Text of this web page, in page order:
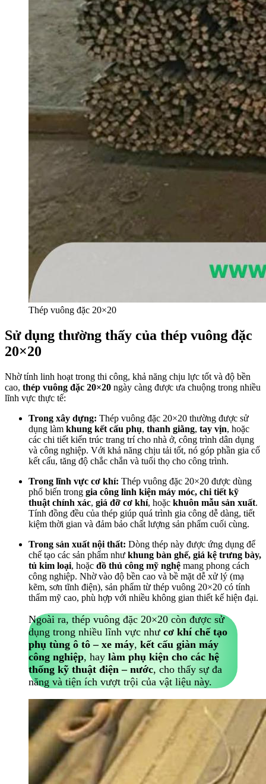
Thép vuông đặc 20×20
Sử dụng thường thấy của thép vuông đặc
20×20
Nhờ tính linh hoạt trong thi công, khả năng chịu lực tốt và độ bền
cao, thép vuông đặc 20×20 ngày càng được ưa chuộng trong nhiều
lĩnh vực thực tế:
Trong xây dựng: Thép vuông đặc 20×20 thường được sử
dụng làm khung kết cấu phụ, thanh giằng, tay vịn, hoặc
các chi tiết kiến trúc trang trí cho nhà ở, công trình dân dụng
và công nghiệp. Với khả năng chịu tải tốt, nó góp phần gia cố
kết cấu, tăng độ chắc chắn và tuổi thọ cho công trình.
Trong lĩnh vực cơ khí: Thép vuông đặc 20×20 được dùng
phổ biến trong gia công linh kiện máy móc, chi tiết kỹ
thuật chính xác, giá đỡ cơ khí, hoặc khuôn mẫu sản xuất.
Tính đồng đều của thép giúp quá trình gia công dễ dàng, tiết
kiệm thời gian và đảm bảo chất lượng sản phẩm cuối cùng.
Trong sản xuất nội thất: Dòng thép này được ứng dụng để
chế tạo các sản phẩm như khung bàn ghế, giá kệ trưng bày,
tủ kim loại, hoặc đồ thủ công mỹ nghệ mang phong cách
công nghiệp. Nhờ vào độ bền cao và bề mặt dễ xử lý (mạ
kẽm, sơn tĩnh điện), sản phẩm từ thép vuông 20×20 có tính
thẩm mỹ cao, phù hợp với nhiều không gian thiết kế hiện đại.
Ngoài ra, thép vuông đặc 20×20 còn được sử
dụng trong nhiều lĩnh vực như cơ khí chế tạo
phụ tùng ô tô – xe máy, kết cấu giàn máy
công nghiệp, hay làm phụ kiện cho các hệ
thống kỹ thuật điện – nước, cho thấy sự đa
năng và tiện ích vượt trội của vật liệu này.